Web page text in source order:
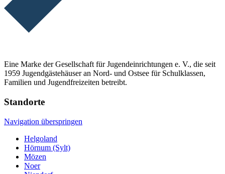
Eine Marke der Gesellschaft für Jugendeinrichtungen e. V., die seit
1959 Jugendgästehäuser an Nord- und Ostsee für Schulklassen,
Familien und Jugendfreizeiten betreibt.
Standorte
Navigation überspringen
Helgoland
Hörnum (Sylt)
Mözen
Noer